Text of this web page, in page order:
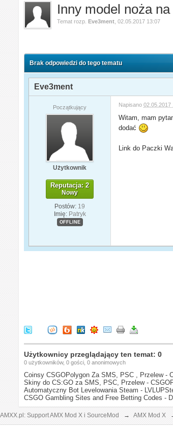
Inny model noża
Temat rozp.Eve3ment ,02.05.2017 13:07
Brak odpowiedzi do tego tematu
Eve3ment
Początkujący
Użytkownik
Reputacja: 2
Nowy
Postów: 19
Imię: Patryk
OFFLINE
Napisano02.05.2017
Witam, mam
dodać
Link do Paczki
Użytkownicy przeglądający ten temat: 0
0 użytkowników, 0 gości, 0 anonimowych
Coinsy CSGOPolygon Za SMS, PSC , Przelew -
Skiny do CS:GO za SMS, PSC, Przelew -
Automatyczny Bot Levelowania Steam -
CSGO Gambling Sites and Free Betting Codes -
AMXX.pl: Support AMX Mod X i SourceMod → AMX Mod X